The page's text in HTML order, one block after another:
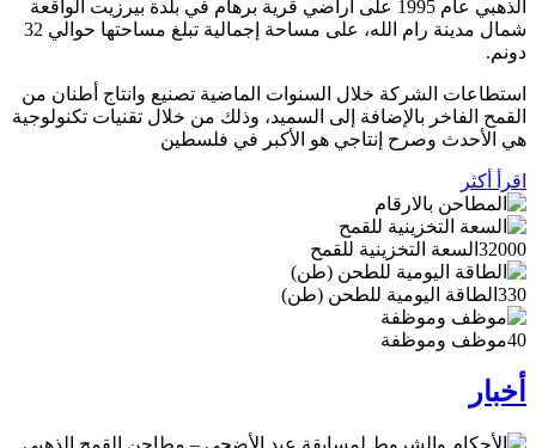
الذهبي عام 1995 على أراضي قرية برهام في بلدة بيرزيت الواقعة
شمال مدينة رام الله، على مساحة إجمالية تبلغ مساحتها حوالي 32
دونم.
استطاعات الشركة خلال السنوات الماضية تصنيع وانتاج أطنان من
القمح الفاخر بالإضافة إلى السميد، وذلك من خلال تقنيات تكنولوجية
هي الأحدث وصرح إنتاجي هو الأكبر في فلسطين
اقرأ أكثر
32000 السعة التخزينية للقمح
330 الطاقة اليومية للطحن (طن)
40موظف وموظفة
أخبار